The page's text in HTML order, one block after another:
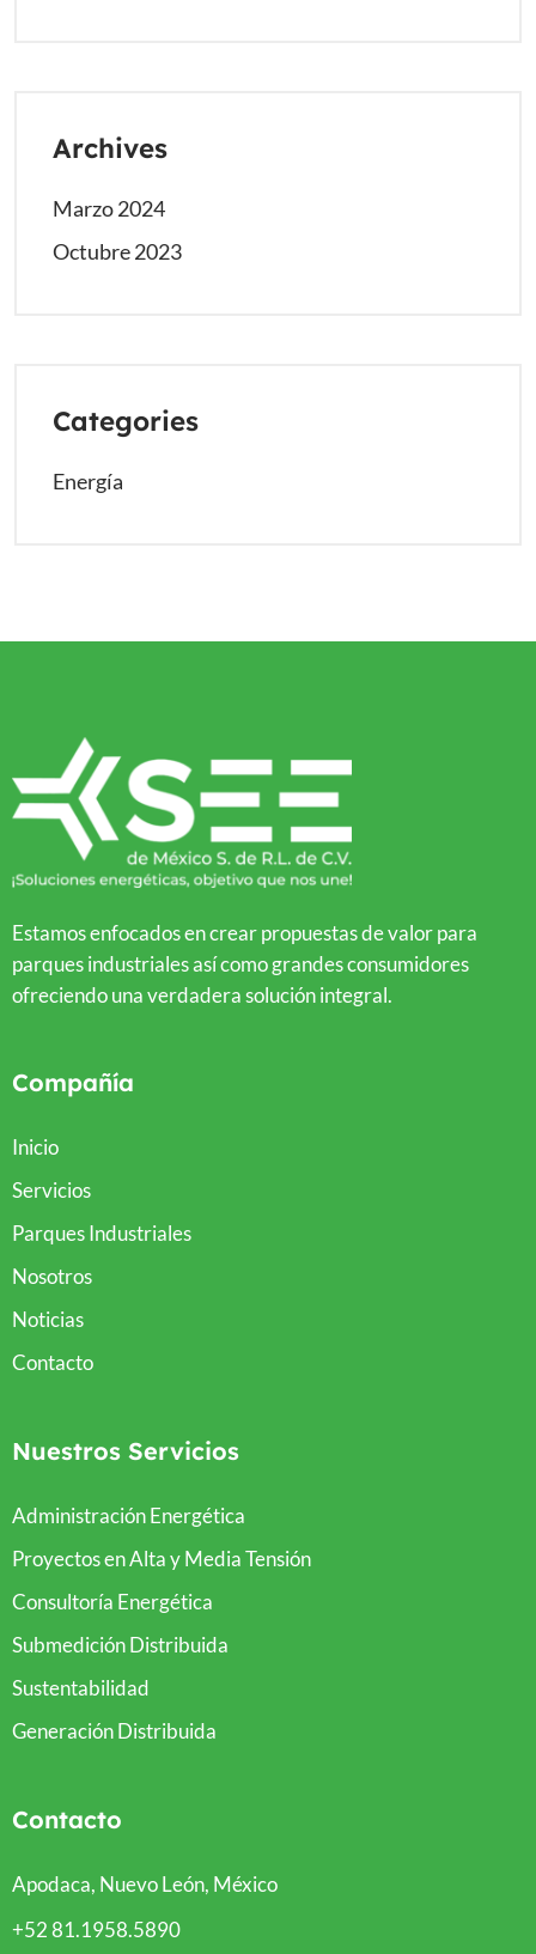
Archives
Marzo 2024
Octubre 2023
Categories
Energía
Estamos enfocados en crear propuestas de valor para
parques industriales así como grandes consumidores
ofreciendo una verdadera solución integral.
Compañía
Inicio
Servicios
Parques Industriales
Nosotros
Noticias
Contacto
Nuestros Servicios
Administración Energética
Proyectos en Alta y Media Tensión
Consultoría Energética
Submedición Distribuida
Sustentabilidad
Generación Distribuida
Contacto
Apodaca, Nuevo León, México
+52 81.1958.5890